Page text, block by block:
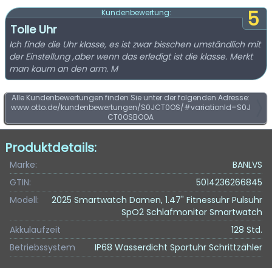
5
Kundenbewertung:
Tolle Uhr
Ich finde die Uhr klasse, es ist zwar bisschen umständlich mit
der Einstellung ,aber wenn das erledigt ist die klasse. Merkt
man kaum an den arm. M
Alle Kundenbewertungen finden Sie unter der folgenden Adresse:
www.otto.de/kundenbewertungen/S0JCT0OS/#variationId=S0J
CT0OSBOOA
Produktdetails:
Marke:
BANLVS
GTIN:
5014236266845
Modell:
2025 Smartwatch Damen, 1.47" Fitnessuhr Pulsuhr
SpO2 Schlafmonitor Smartwatch
Akkulaufzeit
128 Std.
Betriebssystem
IP68 Wasserdicht Sportuhr Schrittzähler